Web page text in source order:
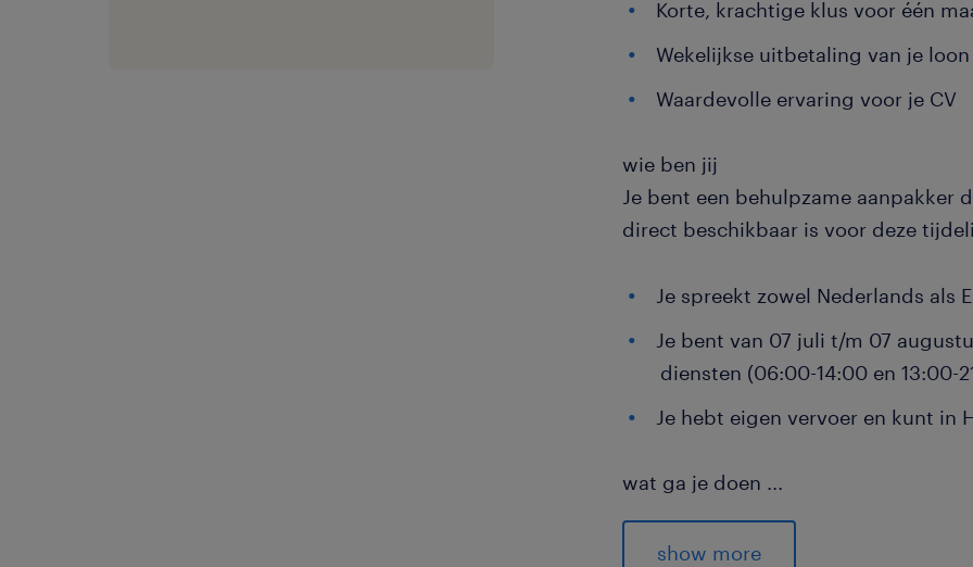
Korte, krachtige klus voor één
Wekelijkse uitbetaling van je loon
Waardevolle ervaring voor je CV
wie ben jij
Je bent een behulpzame aanpakker
direct beschikbaar is voor deze
Je spreekt zowel Nederlands als
Je bent van 07 juli t/m 07
diensten (06:00-14:00 en 13:00-
Je hebt eigen vervoer en kunt in
wat ga je doen ...
Als aanspreekpunt bij de zuil help je
digitaal aanmelden via het nieuwe
show more